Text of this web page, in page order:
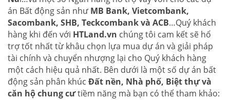
án Bất động sản như MB Bank, Vietcombank,
Sacombank, SHB, Teckcombank và ACB…Quý khách
hàng khi đến với HTLand.vn chúng tôi cam kết sẽ hổ
trợ tốt nhất từ khâu chọn lựa mua dự án và giải pháp
tài chính và chuyển nhượng lại cho Quý khách hàng
một cách hiệu quả nhất. Bên dưới là một số dự án bất
động sản phân khúc Đất nền, Nhà phố, Biệt thự và
căn hộ chung cưtiềm năng mà bạn có thể tham khảo: